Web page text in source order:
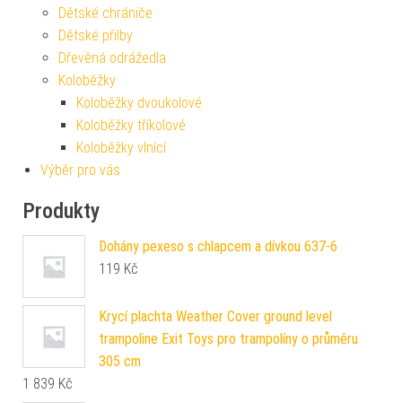
Dětské chrániče
Dětské přilby
Dřevěná odrážedla
Koloběžky
Koloběžky dvoukolové
Koloběžky tříkolové
Koloběžky vlnící
Výběr pro vás
Produkty
Dohány pexeso s chlapcem a dívkou 637-6
119 Kč
Krycí plachta Weather Cover ground level
trampoline Exit Toys pro trampolíny o průměru
305 cm
1 839 Kč